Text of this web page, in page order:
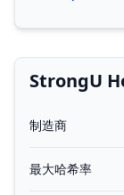
StrongU
制造商
最大哈希率